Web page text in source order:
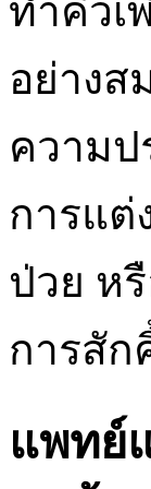
ทำคิ้วเ
อย่าง
ความ
การแต่
ป่วย ห
การสัก
แพทย์